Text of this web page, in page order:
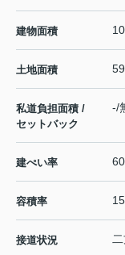
建物面積
土地面積
私道負担面積 /
セットバック
-/
建ぺい率
容積率
接道状況